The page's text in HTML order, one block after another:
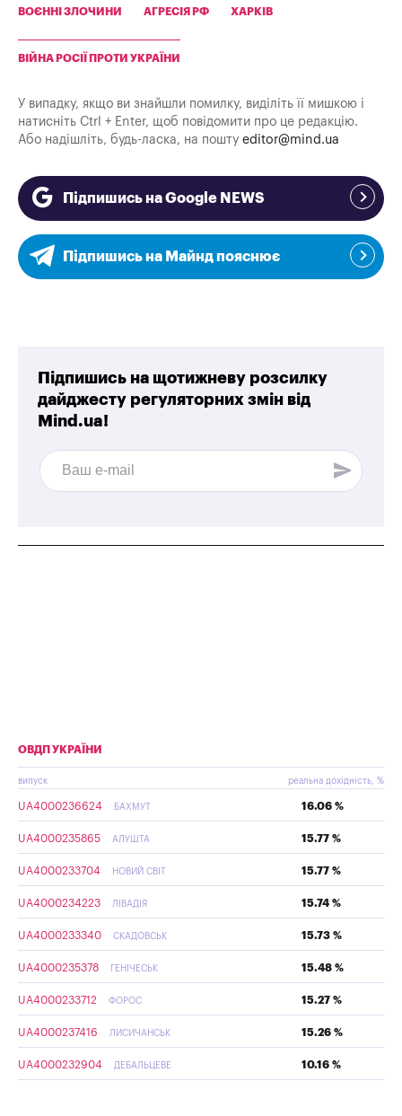
ВОЄННІ ЗЛОЧИНИ АГРЕСІЯ РФ ХАРКІВ
ВІЙНА РОСІЇ ПРОТИ УКРАЇНИ
У випадку, якщо ви знайшли помилку, виділіть її мишкою і
натисніть Ctrl + Enter, щоб повідомити про це редакцію.
Або надішліть, будь-ласка, на пошту editor@mind.ua
Підпишись на Google NEWS
Підпишись на Майнд пояснює
Підпишись на щотижневу розсилку
дайджесту регуляторних змін від
Mind.ua!
ОВДП УКРАЇНИ
випуск реальна дохідність, %
UA4000236624 БАХМУТ 16.06 %
UA4000235865 АЛУШТА 15.77 %
UA4000233704 НОВИЙ СВІТ 15.77 %
UA4000234223 ЛІВАДІЯ 15.74 %
UA4000233340 СКАДОВСЬК 15.73 %
UA4000235378 ГЕНІЧЕСЬК 15.48 %
UA4000233712 ФОРОС 15.27 %
UA4000237416 ЛИСИЧАНСЬК 15.26 %
UA4000232904 ДЕБАЛЬЦЕВЕ 10.16 %